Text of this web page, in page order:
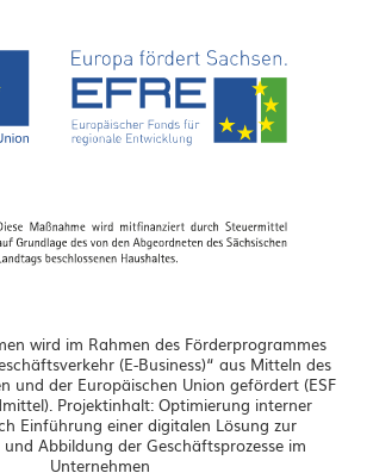
wird im Rahmen des Förderprogrammes
(E-Business)“ aus Mitteln des
und der Europäischen Union gefördert (ESF
Projektinhalt: Optimierung interner
Einführung einer digitalen Lösung zur
Abbildung der Geschäftsprozesse im
Unternehmen